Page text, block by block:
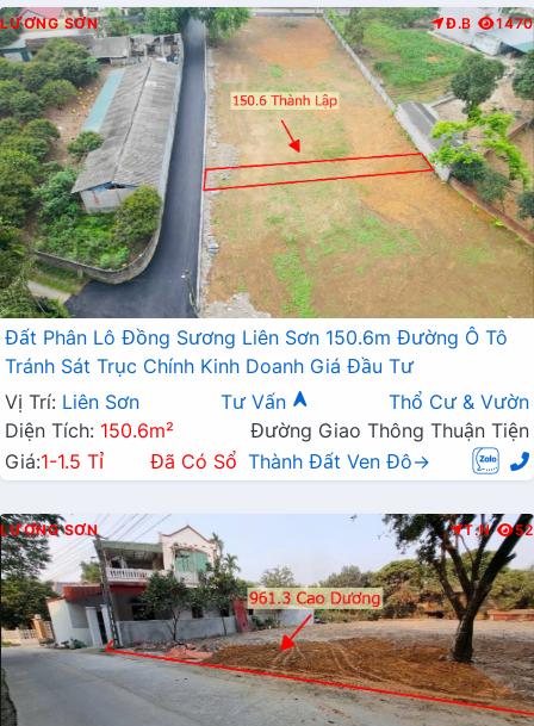
LƯƠNG SƠN Đ.B 1470
Đất Phân Lô Đồng Sương Liên Sơn 150.6m Đường Ô Tô
Tránh Sát Trục Chính Kinh Doanh Giá Đầu Tư
Vị Trí: Liên Sơn Tư Vấn
Thổ Cư & Vườn
Diện Tích: 150.6m²
Đường Giao Thông Thuận Tiện
Giá:1-1.5 Tỉ Đã Có Sổ Thành Đất Ven Đô→
LƯƠNG SƠN T.N 52